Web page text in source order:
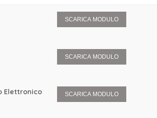
SCARICA MODULO
SCARICA MODULO
Elettronico SCARICA MODULO